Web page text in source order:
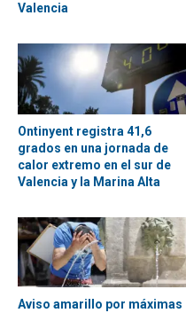
Valencia
Ontinyent registra 41,6
grados en una jornada de
calor extremo en el sur de
Valencia y la Marina Alta
Aviso amarillo por máximas